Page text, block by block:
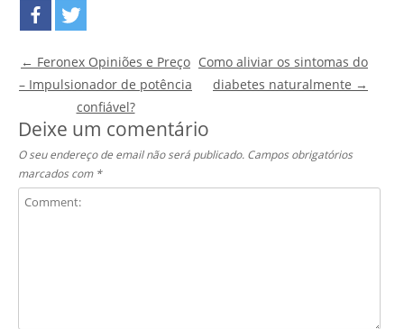
Post navigation
← Feronex Opiniões e Preço
– Impulsionador de potência
confiável?
Como aliviar os sintomas do
diabetes naturalmente →
Deixe um comentário
O seu endereço de email não será publicado. Campos obrigatórios
marcados com *